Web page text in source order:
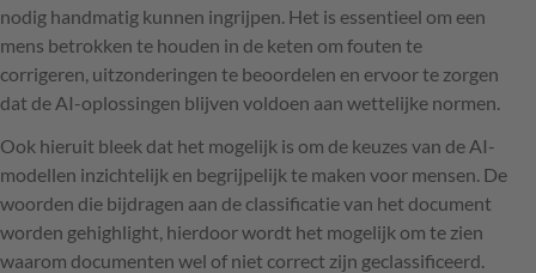
nodig handmatig kunnen ingrijpen. Het is essentieel om een
mens betrokken te houden in de keten om fouten te
corrigeren, uitzonderingen te beoordelen en ervoor te zorgen
dat de AI-oplossingen blijven voldoen aan wettelijke normen.
Ook hieruit bleek dat het mogelijk is om de keuzes van de AI-
modellen inzichtelijk en begrijpelijk te maken voor mensen. De
woorden die bijdragen aan de classificatie van het document
worden gehighlight, hierdoor wordt het mogelijk om te zien
waarom documenten wel of niet correct zijn geclassificeerd.